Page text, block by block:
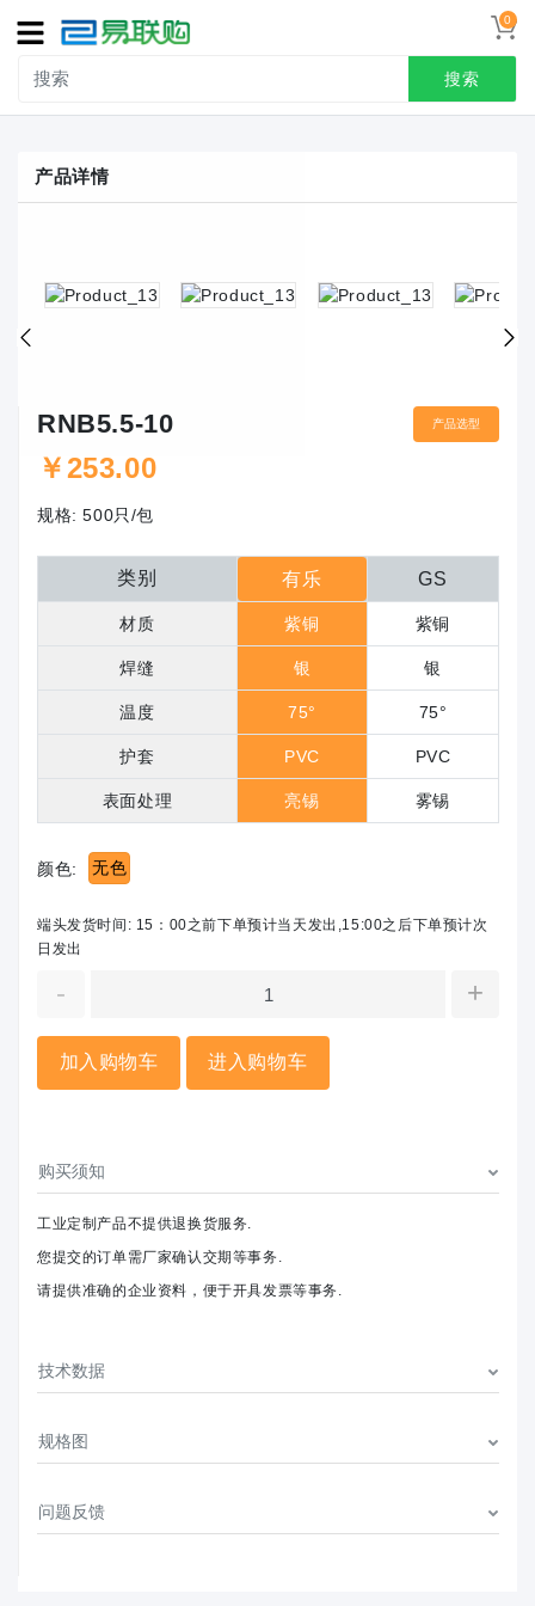
0
搜索
导
航
接线端子
联系我们
产品详情
产品选型
RNB5.5-10
￥253.00
规格: 500只/包
类别 有乐 GS
材质 紫铜 紫铜
焊缝 银 银
温度 75° 75°
护套 PVC PVC
表面处理 亮锡 雾锡
颜色: 无色
端头发货时间: 15：00之前下单预计当天发出,15:00之后下单预计次
日发出
- +
加入购物车 进入购物车
购买须知
工业定制产品不提供退换货服务.
您提交的订单需厂家确认交期等事务.
请提供准确的企业资料，便于开具发票等事务.
技术数据
规格图
问题反馈